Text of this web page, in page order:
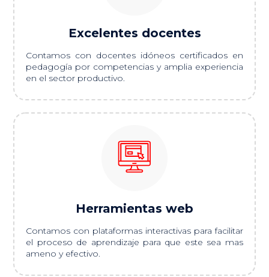
Excelentes docentes
Contamos con docentes idóneos certificados en
pedagogía por competencias y amplia experiencia
en el sector productivo.
Herramientas web
Contamos con plataformas interactivas para facilitar
el proceso de aprendizaje para que este sea mas
ameno y efectivo.